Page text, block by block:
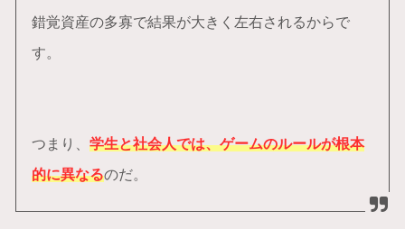
錯覚資産の多寡で結果が大きく左右されるからで
す。
つまり、 学生と社会人では、ゲームのルールが根本
的に異なるのだ。